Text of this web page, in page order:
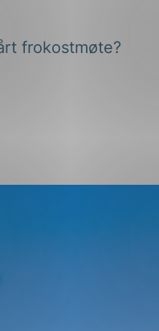
frokostmøte?